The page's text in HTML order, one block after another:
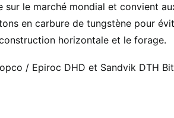
sur le marché mondial et convient
en carbure de tungstène pour
horizontale et le forage.
/ Epiroc DHD et Sandvik DTH